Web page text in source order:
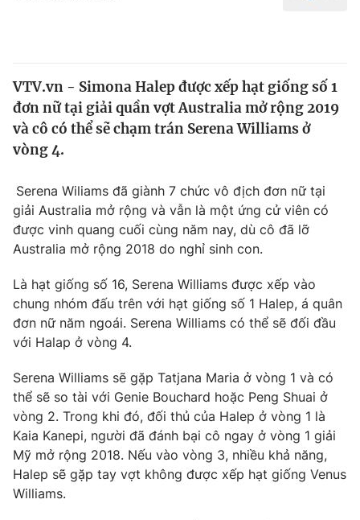
Thế giới
Tin tức
Thế giới đó đây
Câu chuyện quốc tế
Kinh tế
Thị trường
Góc doanh nghiệp
Truyền hình
Phim VTV
Hậu trường
Nhân vật
Khán giả
Giải sao mai
Điện ảnh
Âm nhạc
Sao
Đời sống
Du lịch
Làm đẹp
Chất lượng cuộc sống
Tuyển sinh
Học trực tuyến
Công nghệ
Hitech Công nghệ tương lai
Sản phẩm
Giao lưu trực tuyến
Lịch phát sóng
VTV.vn - Simona Halep được xếp hạt giống số 1
đơn nữ tại giải quần vợt Australia mở rộng 2019
và cô có thể sẽ chạm trán Serena Williams ở
vòng 4.
Serena Wiliams đã giành 7 chức vô địch đơn nữ tại
giải Australia mở rộng và vẫn là một ứng cử viên có
được vinh quang cuối cùng năm nay, dù cô đã lỡ
Australia mở rộng 2018 do nghỉ sinh con.
Là hạt giống số 16, Serena Williams được xếp vào
chung nhóm đấu trên với hạt giống số 1 Halep, á quân
đơn nữ năm ngoái. Serena Williams có thể sẽ đối đầu
với Halap ở vòng 4.
Serena Williams sẽ gặp Tatjana Maria ở vòng 1 và có
thể sẽ so tài với Genie Bouchard hoặc Peng Shuai ở
vòng 2. Trong khi đó, đối thủ của Halep ở vòng 1 là
Kaia Kanepi, người đã đánh bại cô ngay ở vòng 1 giải
Mỹ mở rộng 2018. Nếu vào vòng 3, nhiều khả năng,
Halep sẽ gặp tay vợt không được xếp hạt giống Venus
Williams.